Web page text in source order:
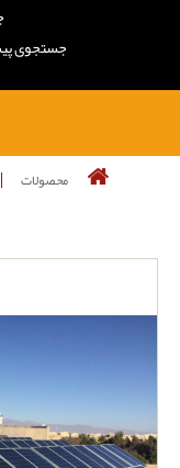
جستجوی
محصولات